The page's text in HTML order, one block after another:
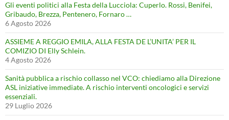
Gli eventi politici alla Festa della Lucciola: Cuperlo. Rossi, Benifei,
Gribaudo, Brezza, Pentenero, Fornaro …
6 Agosto 2026
ASSIEME A REGGIO EMILA, ALLA FESTA DE L’UNITA’ PER IL
COMIZIO DI Elly Schlein.
4 Agosto 2026
Sanità pubblica a rischio collasso nel VCO: chiediamo alla Direzione
ASL iniziative immediate. A rischio interventi oncologici e servizi
essenziali.
29 Luglio 2026